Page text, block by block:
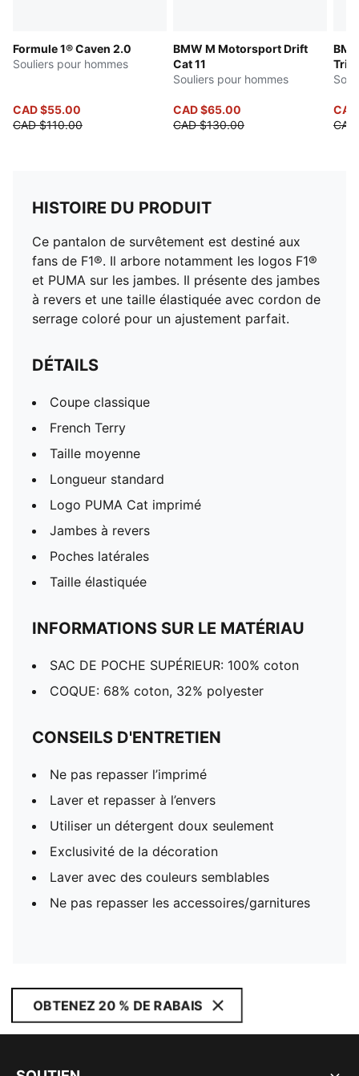
Formule 1® Caven 2.0
Souliers pour hommes
CAD $55.00
CAD $110.00
BMW M Motorsport Drift
Cat 11
Souliers pour hommes
CAD $65.00
CAD $130.00
HISTOIRE DU PRODUIT
Ce pantalon de survêtement est destiné aux
fans de F1®. Il arbore notamment les logos F1®
et PUMA sur les jambes. Il présente des jambes
à revers et une taille élastiquée avec cordon de
serrage coloré pour un ajustement parfait.
DÉTAILS
Coupe classique
French Terry
Taille moyenne
Longueur standard
Logo PUMA Cat imprimé
Jambes à revers
Poches latérales
Taille élastiquée
INFORMATIONS SUR LE MATÉRIAU
SAC DE POCHE SUPÉRIEUR: 100% coton
COQUE: 68% coton, 32% polyester
CONSEILS D'ENTRETIEN
Ne pas repasser l’imprimé
Laver et repasser à l’envers
Utiliser un détergent doux seulement
Exclusivité de la décoration
Laver avec des couleurs semblables
Ne pas repasser les accessoires/garnitures
OBTENEZ 20 % DE RABAIS